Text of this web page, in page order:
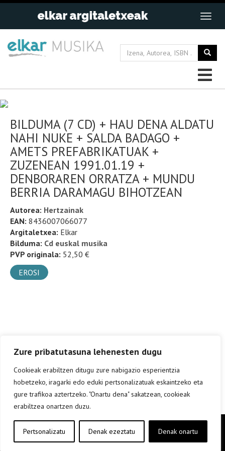
Zure pribatutasuna lehenesten dugu
Cookieak erabiltzen ditugu zure nabigazio esperientzia
hobetzeko, iragarki edo eduki pertsonalizatuak eskaintzeko eta
gure trafikoa aztertzeko. "Onartu dena" sakatzean, cookieak
erabiltzea onartzen duzu.
Pertsonalizatu Denak ezeztatu Denak onartu
BILDUMA (7 CD) + HAU DENA ALDATU
NAHI NUKE + SALDA BADAGO +
AMETS PREFABRIKATUAK +
ZUZENEAN 1991.01.19 +
DENBORAREN ORRATZA + MUNDU
BERRIA DARAMAGU BIHOTZEAN
Autorea: Hertzainak
EAN: 8436007066077
Argitaletxea: Elkar
Bilduma: Cd euskal musika
PVP originala: 52,50 €
EROSI
Copyright © elkar Argitaletxeak 2019
Lege oharra
Cookie politika